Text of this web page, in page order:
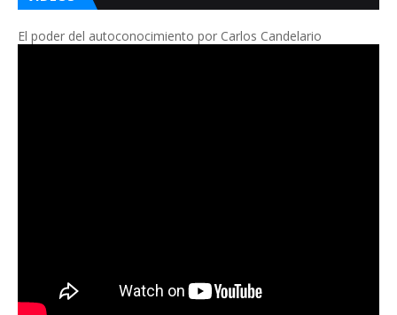
El poder del autoconocimiento por Carlos Candelario